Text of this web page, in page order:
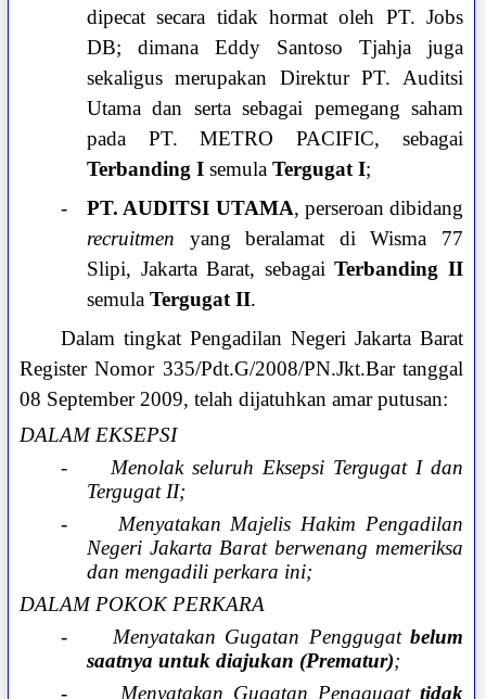
dipecat secara tidak hormat oleh PT. Jobs
DB; dimana Eddy Santoso Tjahja juga
sekaligus merupakan Direktur PT. Auditsi
Utama dan serta sebagai pemegang saham
pada PT. METRO PACIFIC, sebagai
Terbanding Isemula Tergugat I;
-
PT. AUDITSI UTAMA, perseroan dibidang
recruitmen yang beralamat di Wisma 77
Slipi, Jakarta Barat, sebagaiTerbanding II
semula Tergugat II.
Dalam tingkat Pengadilan Negeri Jakarta Barat
Register Nomor 335/Pdt.G/2008/PN.Jkt.Bar tanggal
08 September 2009, telah dijatuhkan amar putusan:
DALAM EKSEPSI
-
Menolak seluruh Eksepsi Tergugat I dan
Tergugat II;
-
Menyatakan Majelis Hakim Pengadilan
Negeri Jakarta Barat berwenang memeriksa
dan mengadili perkara ini;
DALAM POKOK PERKARA
-
Menyatakan Gugatan Penggugatbelum
saatnya untuk diajukan (Prematur);
-
Menyatakan Gugatan Penggugattidak